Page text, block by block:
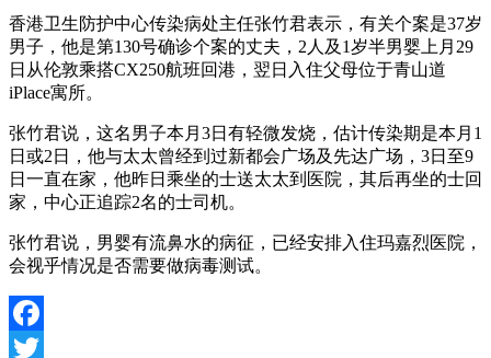
香港卫生防护中心传染病处主任张竹君表示，有关个案是37岁
男子，他是第130号确诊个案的丈夫，2人及1岁半男婴上月29
日从伦敦乘搭CX250航班回港，翌日入住父母位于青山道
iPlace寓所。
张竹君说，这名男子本月3日有轻微发烧，估计传染期是本月1
日或2日，他与太太曾经到过新都会广场及先达广场，3日至9
日一直在家，他昨日乘坐的士送太太到医院，其后再坐的士回
家，中心正追踪2名的士司机。
张竹君说，男婴有流鼻水的病征，已经安排入住玛嘉烈医院，
会视乎情况是否需要做病毒测试。
Facebook